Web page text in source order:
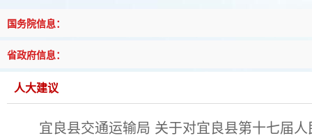
国务院信息：
省政府信息：
人大建议
宜良县交通运输局 关于对宜良县第十七届